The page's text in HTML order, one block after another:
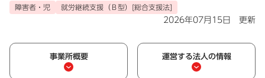
障害者・児 就労継続支援（Ｂ型）[総合支援法]
2026年07月15日 更新
事業所概要 運営する法人の情報